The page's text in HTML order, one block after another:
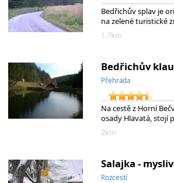
Bedřichův splav je
na zelené turistické
1.7km
Bedřichův
Přehrada
Na cestě z Horní
osady Hlavatá, stojí
2km
Salajka -
Rozcestí